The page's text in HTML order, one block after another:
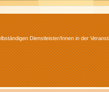
Dienstleister/Innen in der